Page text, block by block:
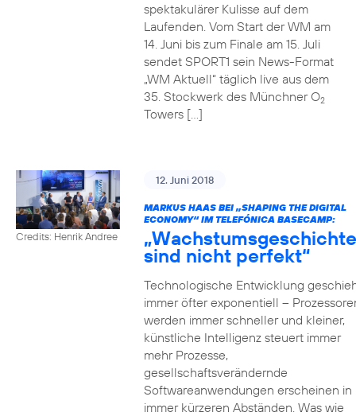
spektakulärer Kulisse auf dem
Laufenden. Vom Start der WM am
14. Juni bis zum Finale am 15. Juli
sendet SPORT1 sein News-Format
„WM Aktuell“ täglich live aus dem
35. Stockwerk des Münchner O2
Towers […]
Credits: Henrik Andree
12. Juni 2018
MARKUS HAAS BEI „SHAPING THE DIGITAL
ECONOMY“ IM TELEFÓNICA BASECAMP:
sind nicht perfekt“
Technologische Entwicklung
immer öfter exponentiell –
werden immer schneller und kleiner,
künstliche Intelligenz steuert immer
mehr Prozesse,
gesellschaftsverändernde
Softwareanwendungen erscheinen in
immer kürzeren Abständen. Was wie